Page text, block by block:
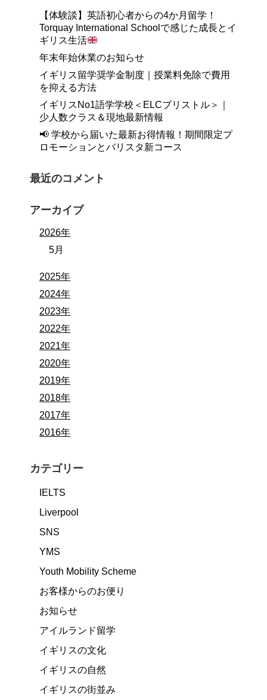
【体験談】英語初心者からの4か月留学！
Torquay International Schoolで感じた成長とイ
ギリス生活
年末年始休業のお知らせ
イギリス留学奨学金制度｜授業料免除で費用
を抑える方法
イギリスNo1語学学校＜ELCブリストル＞｜
少人数クラス＆現地最新情報
📢 学校から届いた最新お得情報！期間限定プ
ロモーションとバリスタ新コース
最近のコメント
アーカイブ
2026年
5月
2025年
2024年
2023年
2022年
2021年
2020年
2019年
2018年
2017年
2016年
カテゴリー
IELTS
Liverpool
SNS
YMS
Youth Mobility Scheme
お客様からのお便り
お知らせ
アイルランド留学
イギリスの文化
イギリスの自然
イギリスの街並み